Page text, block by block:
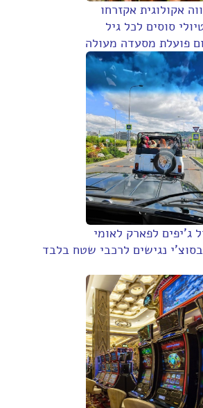
אקולוגית אקזרחו
סוסים לכל גיל
פועלת מסעדה מעולה
ג'יפים לפארק לאומי
נגישים לרכבי שטח בלבד